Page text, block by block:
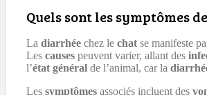
Quels sont les symptômes
La diarrhée chez le chat se manifeste
Les causes peuvent varier, allant des
l’état général de l’animal, car la
Les symptômes associés incluent des